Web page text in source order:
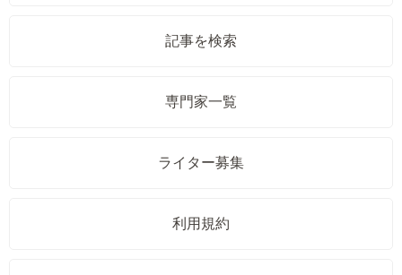
記事を検索
専門家一覧
ライター募集
利用規約